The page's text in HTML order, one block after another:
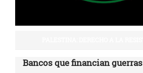
Bancos que financian guerras